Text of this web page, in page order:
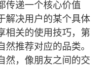
传递一个核心价值
解决用户的某个具体
相关的使用技巧，第
推荐对应的品类。
然，像朋友之间的交